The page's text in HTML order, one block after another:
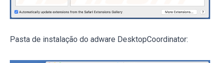
Pasta de instalação do adware DesktopCoordinator: